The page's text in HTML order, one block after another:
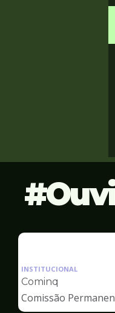
INSTITUCIONAL
Cominq
Comissão